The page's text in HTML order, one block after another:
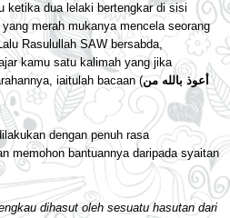
ketika dua lelaki bertengkar di sisi
merah mukanya mencela seorang
Rasulullah SAW bersabda,
kamu satu kalimah yang jika
iaitulah bacaan (أعوذ بالله من
dengan penuh rasa
memohon bantuannya daripada syaitan
dihasut oleh sesuatu hasutan dari